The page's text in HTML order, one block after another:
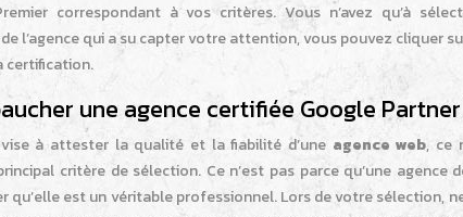
correspondant à vos critères. Vous n’avez qu’à
l’agence qui a su capter votre attention, vous pouvez cliquer
certification.
une agence certifiée Google
à attester la qualité et la fiabilité d’une agence web, ce
critère de sélection. Ce n’est pas parce qu’une agence
qu’elle est un véritable professionnel. Lors de votre sélection,